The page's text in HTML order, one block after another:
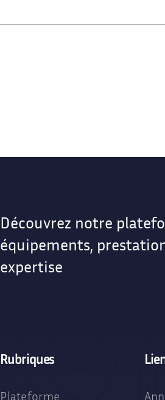
Découvrez notre
équipements,
expertise
Rubriques
Plateforme